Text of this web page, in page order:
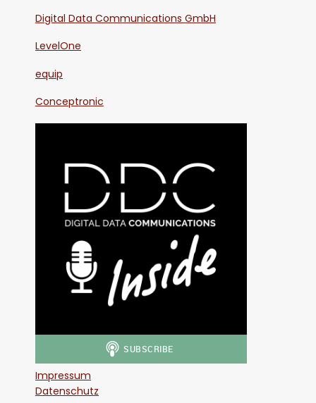
Digital Data Communications GmbH
LevelOne
equip
Conceptronic
Impressum
Datenschutz